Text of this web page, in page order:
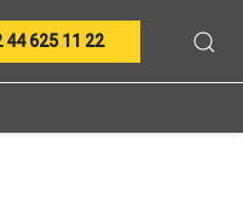
44 625 11 22